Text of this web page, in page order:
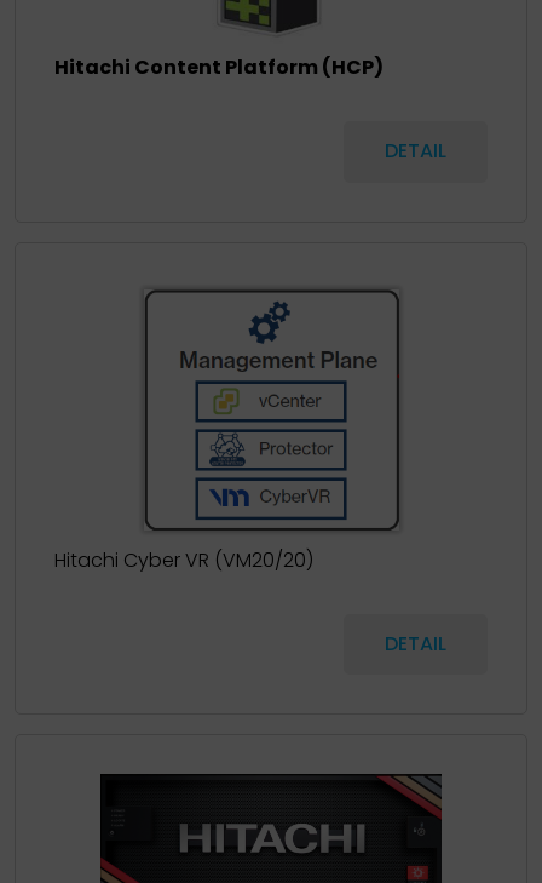
Hitachi Content Platform (HCP)
DETAIL
Hitachi Cyber VR (VM20/20)
DETAIL